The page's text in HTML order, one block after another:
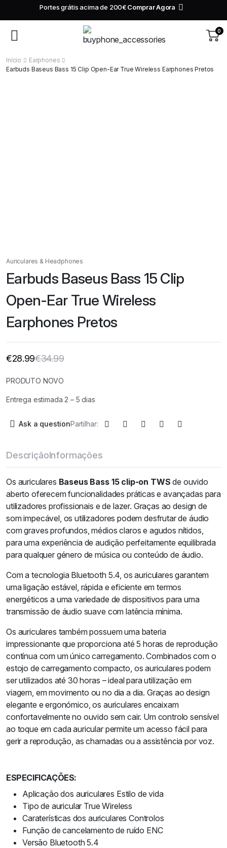
acima de 200€Comprar Agora
10€ de desconto na tua
200€
0
Início
Earphones
Earbuds Baseus Bass 15 Clip Open-Ear True Wireless Earphones Pretos
Auriculares & Headphones
Earbuds Baseus Bass 15 Clip
Open-Ear True Wireless
Earphones Pretos
€34.99O
original
era:
€28.99 O
atual
é:
PRODUTO NOVO
Entrega estimada 2 – 5 dias
Ask a questionPartilhar:
DescriçãoInformações
Os auriculares Baseus Bass 15 clip-on TWSde ouvido
aberto oferecem funcionalidades práticas e avançadas para
utilizadores profissionais e de lazer. Graças ao design de
som impecável, os utilizadores podem desfrutar de áudio
com graves profundos, médios claros e agudos nítidos,
para uma experiência de audição perfeitamente equilibrada
para qualquer género de música ou conteúdo de áudio.
Com a tecnologia Bluetooth 5.4, os auriculares garantem
uma ligação estável, rápida e eficiente em termos
energéticos a uma variedade de dispositivos para uma
transmissão de áudio suave com latência mínima.
Os auriculares também possuem uma bateria
impressionante que proporciona até 5 horas de reprodução
contínua com um único carregamento. Combinados com o
estojo de carregamento compacto, os auriculares podem
ser utilizados até 30 horas – ideal para utilização em
viagem, em movimento ou no dia a dia. Graças ao design
elegante e ergonómico, os auriculares encaixam
confortavelmente no ouvido sem cair. Um controlo sensível
ao toque em cada auricular permite um acesso fácil para
gerir a reprodução, as chamadas ou a assistência por voz.
ESPECIFICAÇÕES:
Aplicação dos auriculares Estilo de vida
Tipo de auricular True Wireless
Caraterísticas dos auriculares Controlos
Função de cancelamento de ruído ENC
Versão Bluetooth 5.4